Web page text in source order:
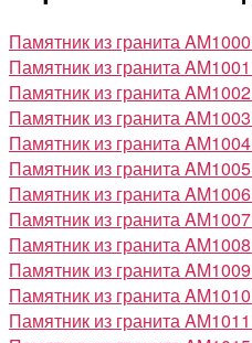
Памятник из гранита AM1000
Памятник из гранита AM1001
Памятник из гранита AM1002
Памятник из гранита AM1003
Памятник из гранита AM1004
Памятник из гранита AM1005
Памятник из гранита AM1006
Памятник из гранита AM1007
Памятник из гранита AM1008
Памятник из гранита AM1009
Памятник из гранита AM1010
Памятник из гранита AM1011